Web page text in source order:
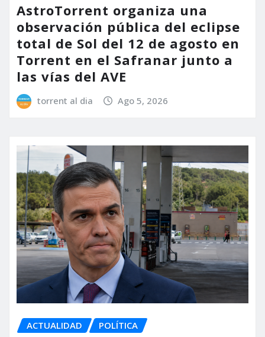
AstroTorrent organiza una
observación pública del eclipse
total de Sol del 12 de agosto en
Torrent en el Safranar junto a
las vías del AVE
torrent al dia Ago 5, 2026
ACTUALIDAD POLÍTICA